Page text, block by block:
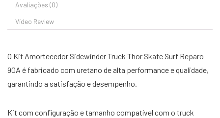
Avaliações (0)
Vídeo Review
O Kit Amortecedor Sidewinder Truck Thor Skate Surf Reparo
90A é fabricado com uretano de alta performance e qualidade,
garantindo a satisfação e desempenho.
Kit com configuração e tamanho compatível com o truck